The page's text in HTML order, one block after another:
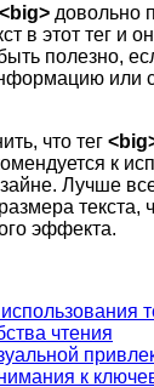
<big> довольно
в этот тег и
полезно,
или
что тег
к
Лучше
текста,
эффекта.
чтения
к